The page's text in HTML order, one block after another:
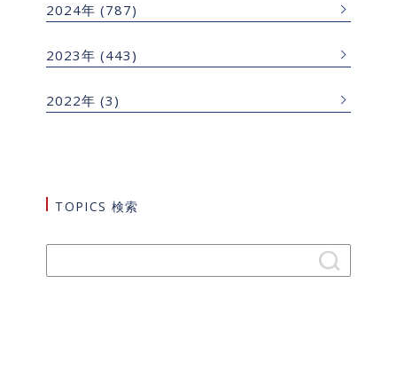
2024年 (787)
2023年 (443)
2022年 (3)
TOPICS 検索